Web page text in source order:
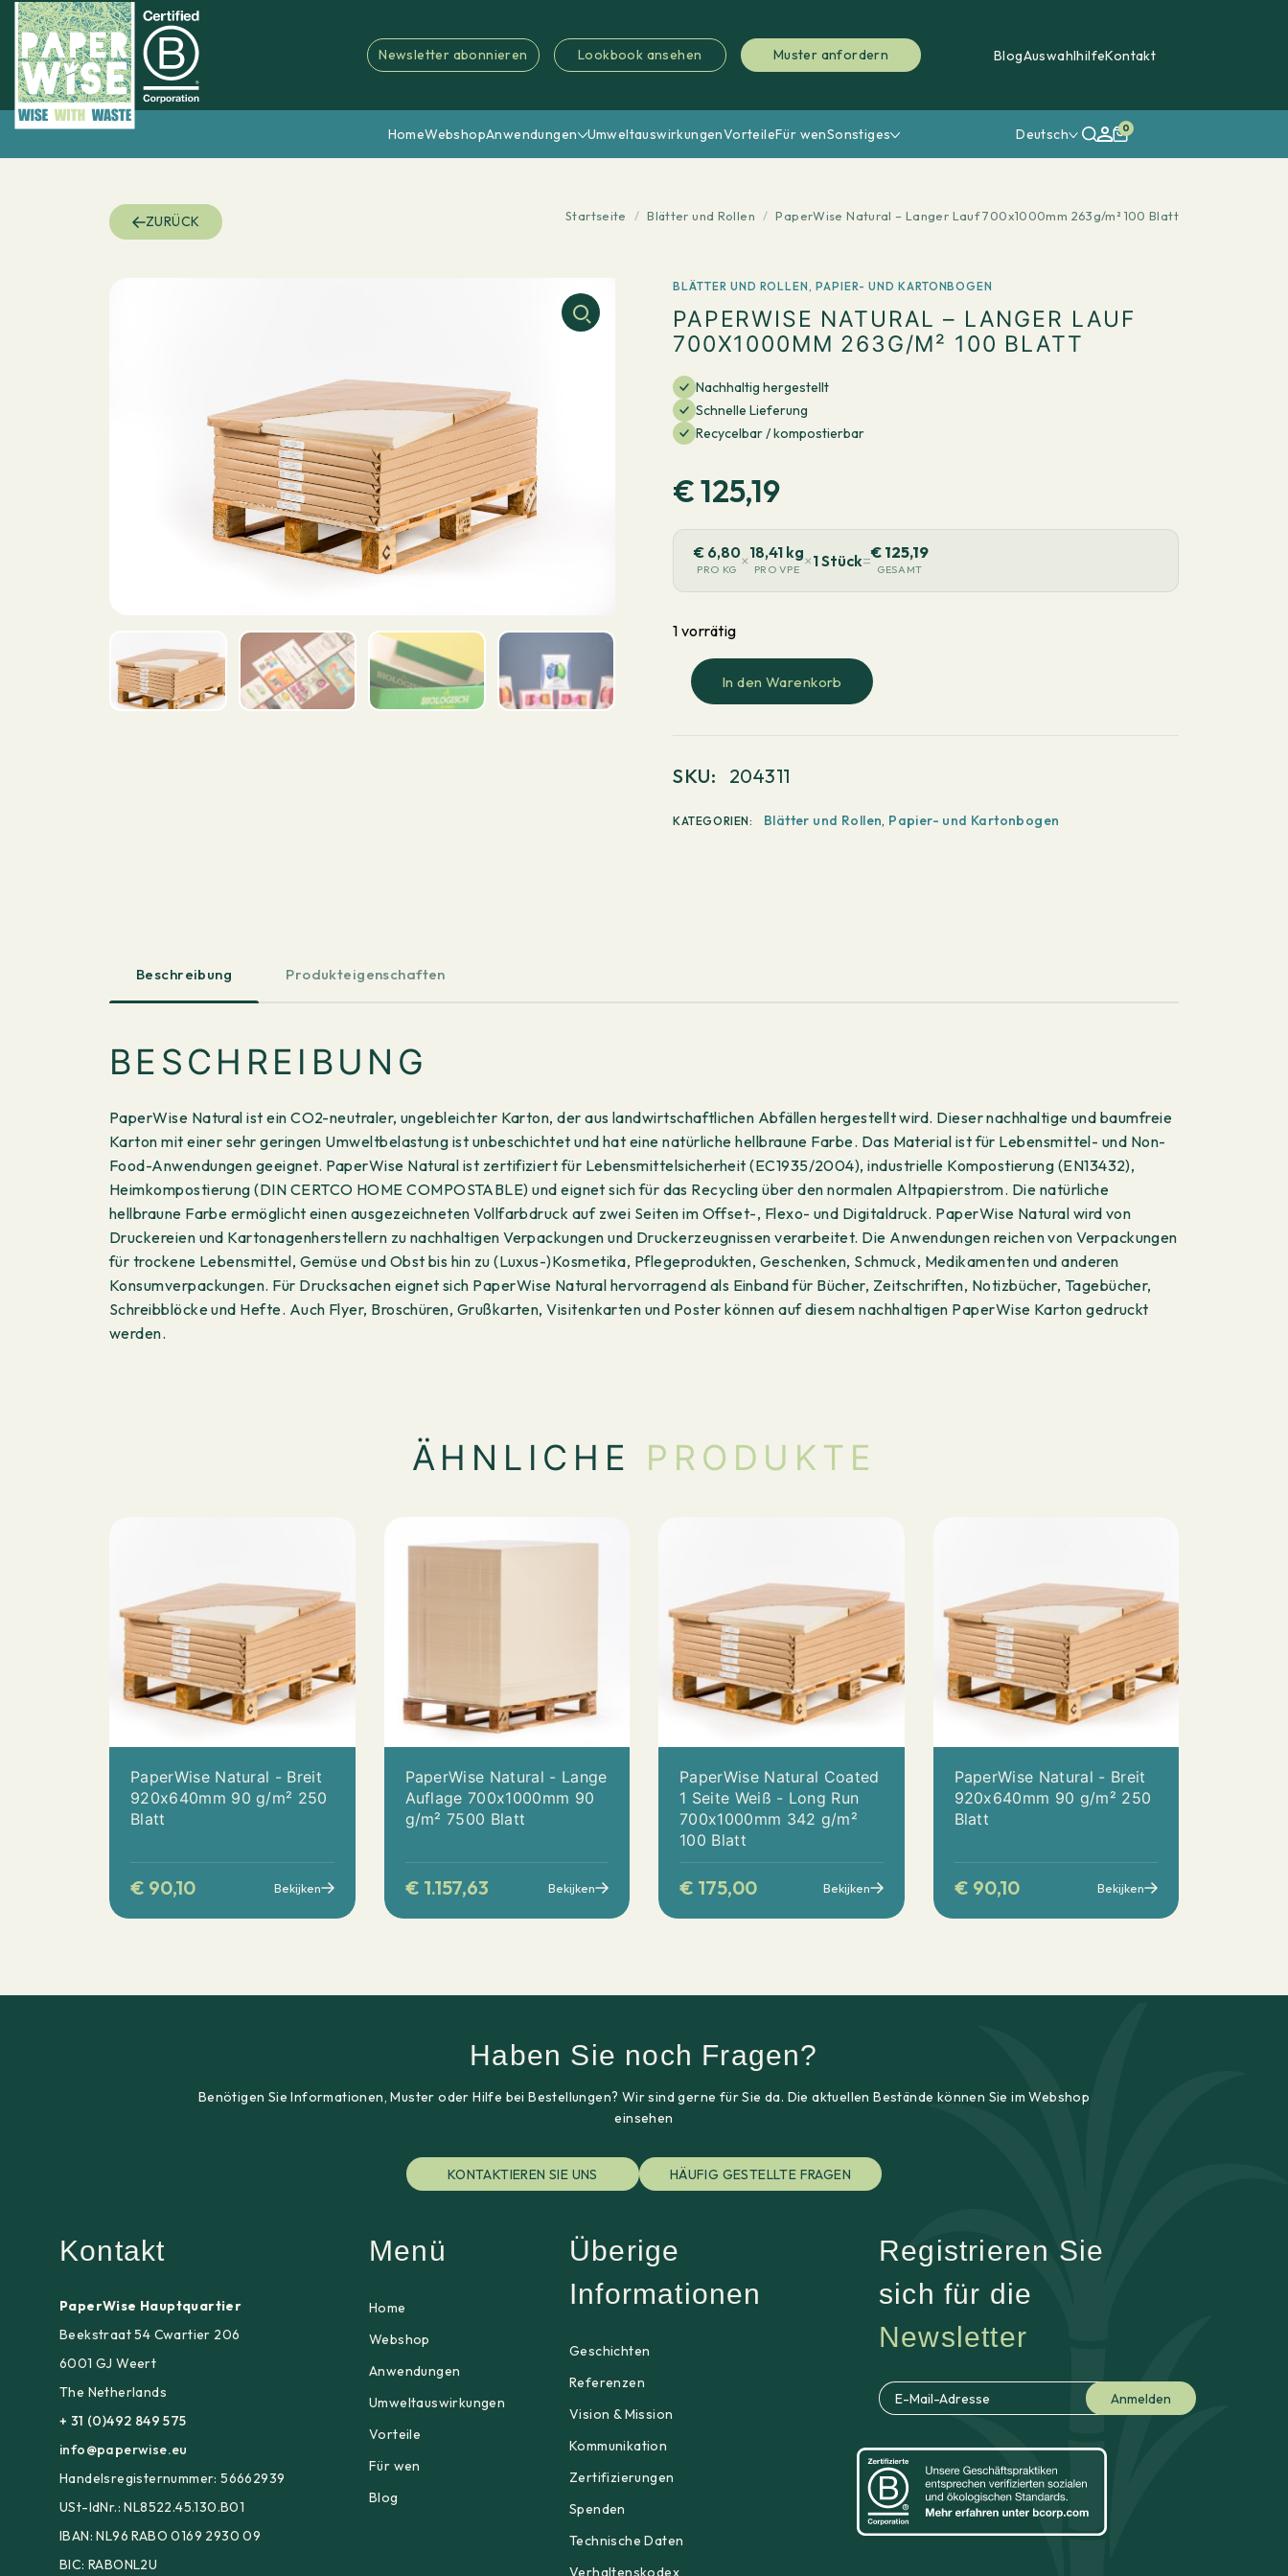
Newsletter abonnieren Lookbook ansehen Muster anfordern BlogAuswahlhilfeKontakt
HomeWebshopAnwendungen UmweltauswirkungenVorteileFür wenSonstiges Deutsch 0
ZURÜCK Startseite / Blätter und Rollen / PaperWise Natural – Langer Lauf 700x1000mm 263g/m² 100 Blatt
BLÄTTER UND ROLLEN,PAPIER- UND KARTONBOGEN
PAPERWISE NATURAL – LANGER LAUF
700X1000MM 263G/M² 100 BLATT
Nachhaltig hergestellt
Schnelle Lieferung
Recycelbar / kompostierbar
€125,19
€ 6,80
PRO KG ×18,41 kg
PRO VPE ×1 Stück=€ 125,19
GESAMT
1 vorrätig
PaperWise
Langer
700x1000mm
In den Warenkorb
SKU: 204311
KATEGORIEN: Blätter und Rollen, Papier- und Kartonbogen
Beschreibung Produkteigenschaften
BESCHREIBUNG
PaperWise Natural ist ein CO2-neutraler, ungebleichter Karton, der aus landwirtschaftlichen Abfällen hergestellt wird. Dieser nachhaltige und baumfreie
Karton mit einer sehr geringen Umweltbelastung ist unbeschichtet und hat eine natürliche hellbraune Farbe. Das Material ist für Lebensmittel- und Non-
Food-Anwendungen geeignet. PaperWise Natural ist zertifiziert für Lebensmittelsicherheit (EC1935/2004), industrielle Kompostierung (EN13432),
Heimkompostierung (DIN CERTCO HOME COMPOSTABLE) und eignet sich für das Recycling über den normalen Altpapierstrom. Die natürliche
hellbraune Farbe ermöglicht einen ausgezeichneten Vollfarbdruck auf zwei Seiten im Offset-, Flexo- und Digitaldruck. PaperWise Natural wird von
Druckereien und Kartonagenherstellern zu nachhaltigen Verpackungen und Druckerzeugnissen verarbeitet. Die Anwendungen reichen von Verpackungen
für trockene Lebensmittel, Gemüse und Obst bis hin zu (Luxus-)Kosmetika, Pflegeprodukten, Geschenken, Schmuck, Medikamenten und anderen
Konsumverpackungen. Für Drucksachen eignet sich PaperWise Natural hervorragend als Einband für Bücher, Zeitschriften, Notizbücher, Tagebücher,
Schreibblöcke und Hefte. Auch Flyer, Broschüren, Grußkarten, Visitenkarten und Poster können auf diesem nachhaltigen PaperWise Karton gedruckt
werden.
ÄHNLICHE PRODUKTE
PaperWise Natural - Breit
920x640mm 90 g/m² 250
Blatt
€ 90,10 Bekijken
PaperWise Natural - Lange
Auflage 700x1000mm 90
g/m² 7500 Blatt
€ 1.157,63 Bekijken
PaperWise Natural Coated
1 Seite Weiß - Long Run
700x1000mm 342 g/m²
100 Blatt
€ 175,00 Bekijken
PaperWise Natural - Breit
920x640mm 90 g/m² 250
Blatt
€ 90,10 Bekijken
Haben Sie noch Fragen?
Benötigen Sie Informationen, Muster oder Hilfe bei Bestellungen? Wir sind gerne für Sie da. Die aktuellen Bestände können Sie im Webshop
einsehen
KONTAKTIEREN SIE UNS HÄUFIG GESTELLTE FRAGEN
Kontakt
PaperWise Hauptquartier
Beekstraat 54 Cwartier 206
6001 GJ Weert
The Netherlands
+ 31 (0)492 849 575
info@paperwise.eu
Handelsregisternummer: 56662939
USt-IdNr.: NL8522.45.130.B01
IBAN: NL96 RABO 0169 2930 09
BIC: RABONL2U
Menü
Home
Webshop
Anwendungen
Umweltauswirkungen
Vorteile
Für wen
Blog
Überige
Informationen
Geschichten
Referenzen
Vision & Mission
Kommunikation
Zertifizierungen
Spenden
Technische Daten
Verhaltenskodex
Registrieren Sie
sich für die
Newsletter